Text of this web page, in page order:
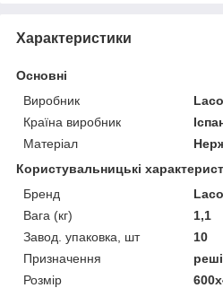
Характеристики
Основні
Виробник
Країна виробник
Матеріал
Користувальницькі
Бренд
Вага (кг)
1,1
Завод. упаковка, шт
10
Призначення
Розмір